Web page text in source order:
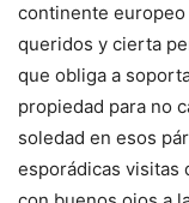
continente
queridos y cierta
que obliga a
propiedad para no
soledad en esos
esporádicas visitas